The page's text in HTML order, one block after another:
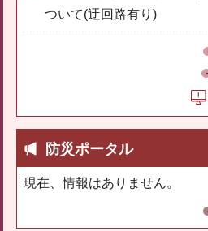
ついて(迂回路有り)
防災ポータル
現在、情報はありません。